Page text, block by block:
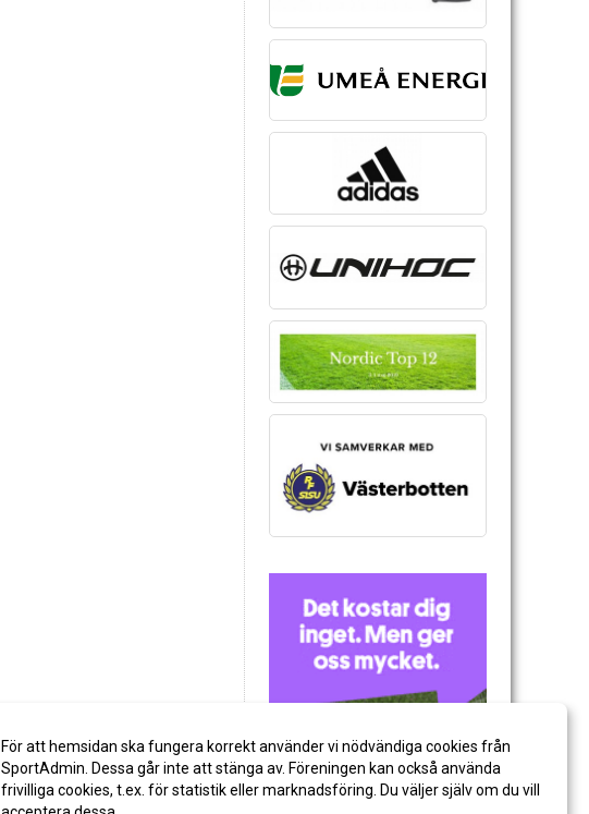
För att hemsidan ska fungera korrekt använder vi nödvändiga cookies från
SportAdmin. Dessa går inte att stänga av. Föreningen kan också använda
frivilliga cookies, t.ex. för statistik eller marknadsföring. Du väljer själv om du vill